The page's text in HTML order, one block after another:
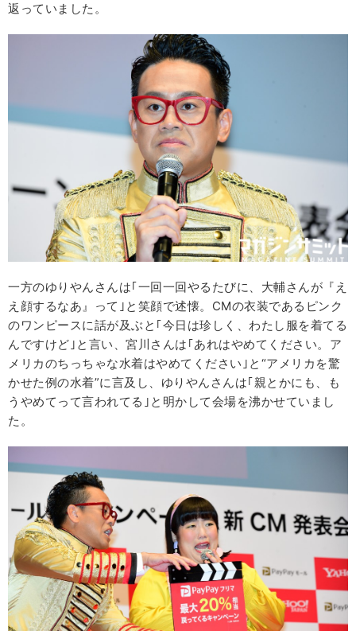
返っていました。
一方のゆりやんさんは｢一回一回やるたびに、大輔さんが『え
え顔するなあ』って｣と笑顔で述懐。CMの衣装であるピンク
のワンピースに話が及ぶと｢今日は珍しく、わたし服を着てる
んですけど｣と言い、宮川さんは｢あれはやめてください。ア
メリカのちっちゃな水着はやめてください｣と“アメリカを驚
かせた例の水着”に言及し、ゆりやんさんは｢親とかにも、も
うやめてって言われてる｣と明かして会場を沸かせていまし
た。